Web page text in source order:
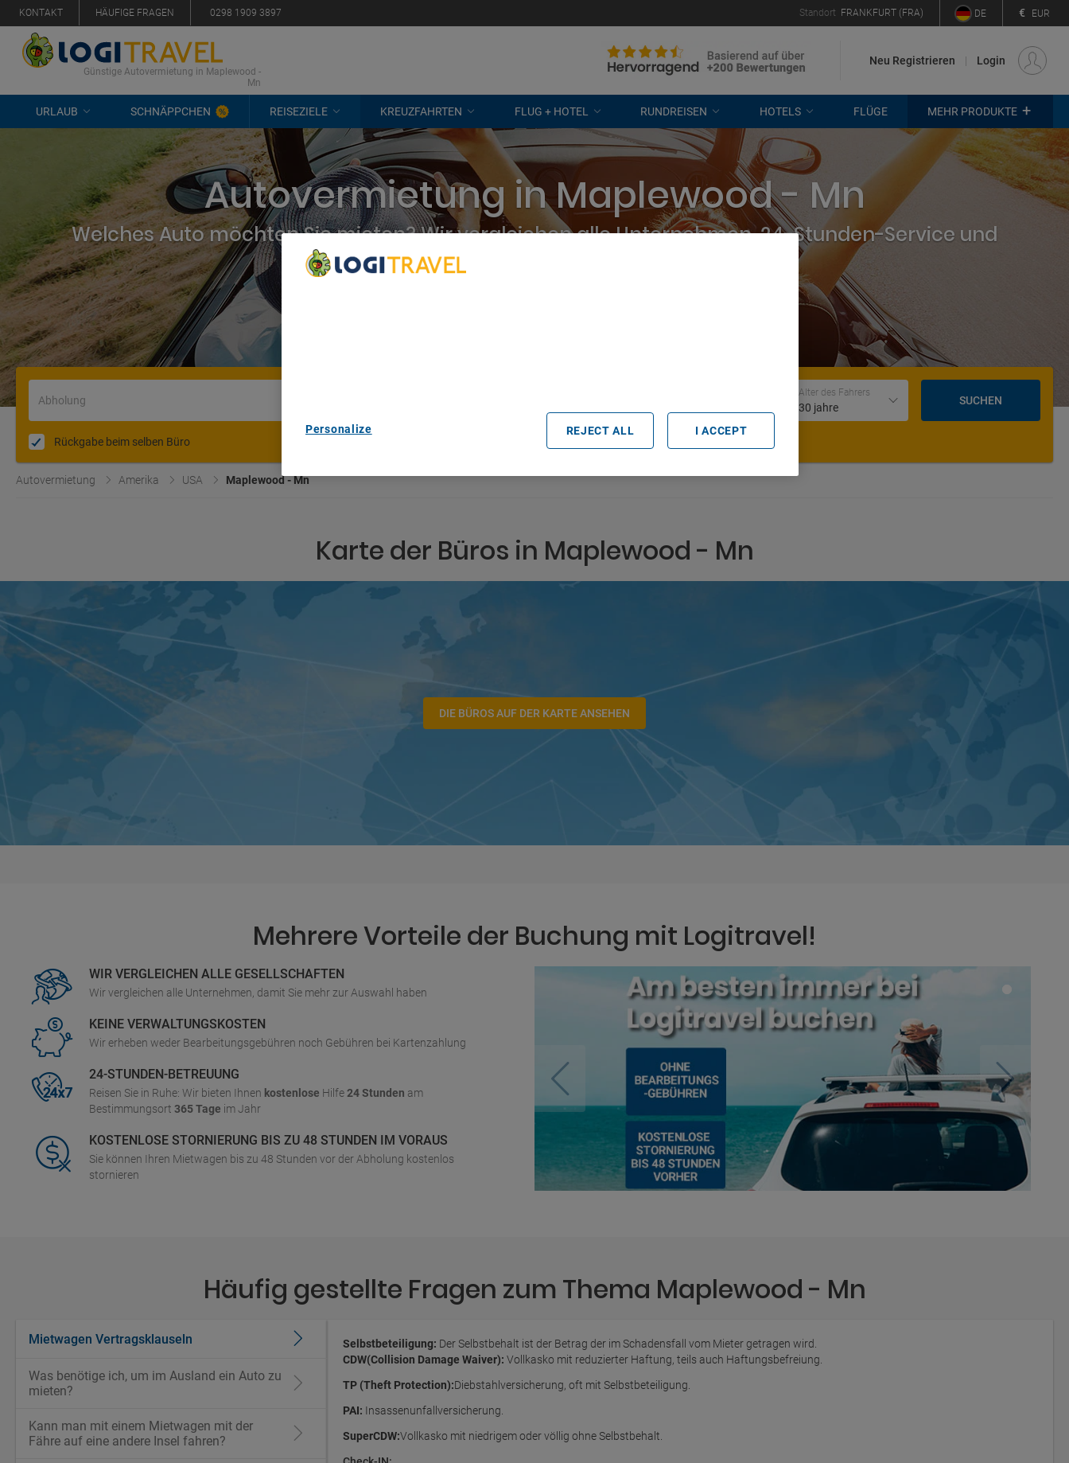
KONTAKT HÄUFIGE FRAGEN 0298 1909 3897 Standort FRANKFURT (FRA) DE € EUR
Günstige Autovermietung in Maplewood -
Mn
Neu Registrieren Login
URLAUB SCHNÄPPCHEN REISEZIELE KREUZFAHRTEN FLUG + HOTEL RUNDREISEN HOTELS FLÜGE MEHR PRODUKTE +
Autovermietung in Maplewood - Mn
Welches Auto möchten Sie mieten? Wir vergleichen alle Unternehmen, 24-Stunden-Service und
kostenlose Stornierung
Abholung
Alter des Fahrers
30 jahre
SUCHEN
Rückgabe beim selben Büro
Autovermietung Amerika USA Maplewood - Mn
Karte der Büros in Maplewood - Mn
DIE BÜROS AUF DER KARTE ANSEHEN
Mehrere Vorteile der Buchung mit Logitravel!
WIR VERGLEICHEN ALLE GESELLSCHAFTEN
Wir vergleichen alle Unternehmen, damit Sie mehr zur Auswahl haben
KEINE VERWALTUNGSKOSTEN
Wir erheben weder Bearbeitungsgebühren noch Gebühren bei Kartenzahlung
24-STUNDEN-BETREUUNG
Reisen Sie in Ruhe: Wir bieten Ihnen kostenlose Hilfe24 Stunden am
Bestimmungsort 365 Tage im Jahr
KOSTENLOSE STORNIERUNG BIS ZU 48 STUNDEN IM VORAUS
Sie können Ihren Mietwagen bis zu 48 Stunden vor der Abholung kostenlos
stornieren
Häufig gestellte Fragen zum Thema Maplewood - Mn
Mietwagen Vertragsklauseln
Was benötige ich, um im Ausland ein Auto zu
mieten?
Kann man mit einem Mietwagen mit der
Fähre auf eine andere Insel fahren?
Selbstbeteiligung: Der Selbstbehalt ist der Betrag der im Schadensfall vom Mieter getragen wird.
CDW(Collision Damage Waiver): Vollkasko mit reduzierter Haftung, teils auch Haftungsbefreiung.
TP (Theft Protection):Diebstahlversicherung, oft mit Selbstbeteiligung.
PAI: Insassenunfallversicherung.
SuperCDW:Vollkasko mit niedrigem oder völlig ohne Selbstbehalt.
Personalize REJECT ALL I ACCEPT